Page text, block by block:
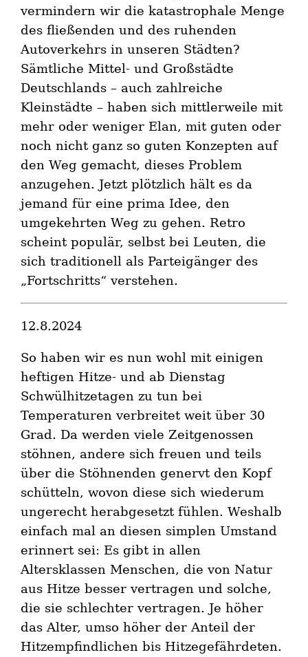
vermindern wir die katastrophale Menge
des fließenden und des ruhenden
Autoverkehrs in unseren Städten?
Sämtliche Mittel- und Großstädte
Deutschlands – auch zahlreiche
Kleinstädte – haben sich mittlerweile mit
mehr oder weniger Elan, mit guten oder
noch nicht ganz so guten Konzepten auf
den Weg gemacht, dieses Problem
anzugehen. Jetzt plötzlich hält es da
jemand für eine prima Idee, den
umgekehrten Weg zu gehen. Retro
scheint populär, selbst bei Leuten, die
sich traditionell als Parteigänger des
„Fortschritts“ verstehen.
12.8.2024
So haben wir es nun wohl mit einigen
heftigen Hitze- und ab Dienstag
Schwülhitzetagen zu tun bei
Temperaturen verbreitet weit über 30
Grad. Da werden viele Zeitgenossen
stöhnen, andere sich freuen und teils
über die Stöhnenden genervt den Kopf
schütteln, wovon diese sich wiederum
ungerecht herabgesetzt fühlen. Weshalb
einfach mal an diesen simplen Umstand
erinnert sei: Es gibt in allen
Altersklassen Menschen, die von Natur
aus Hitze besser vertragen und solche,
die sie schlechter vertragen. Je höher
das Alter, umso höher der Anteil der
Hitzempfindlichen bis Hitzegefährdeten.